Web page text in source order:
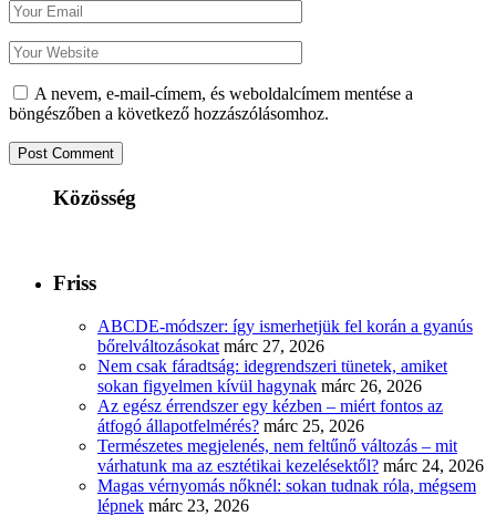
A nevem, e-mail-címem, és weboldalcímem mentése a
böngészőben a következő hozzászólásomhoz.
Közösség
Friss
ABCDE‑módszer: így ismerhetjük fel korán a gyanús
bőrelváltozásokat márc 27, 2026
Nem csak fáradtság: idegrendszeri tünetek, amiket
sokan figyelmen kívül hagynak márc 26, 2026
Az egész érrendszer egy kézben – miért fontos az
átfogó állapotfelmérés? márc 25, 2026
Természetes megjelenés, nem feltűnő változás – mit
várhatunk ma az esztétikai kezelésektől? márc 24, 2026
Magas vérnyomás nőknél: sokan tudnak róla, mégsem
lépnek márc 23, 2026